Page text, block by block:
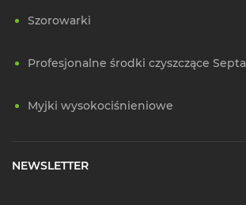
Szorowarki
Profesjonalne środki czyszczące Septa
Myjki wysokociśnieniowe
NEWSLETTER